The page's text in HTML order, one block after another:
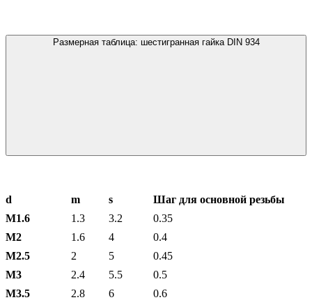
Размерная таблица: шестигранная гайка DIN 934
d m s
Шаг для основной резьбы
М1.6
1.3 3.2
0.35
М2
1.6 4
0.4
М2.5
2 5
0.45
М3
2.4 5.5
0.5
М3.5
2.8 6
0.6